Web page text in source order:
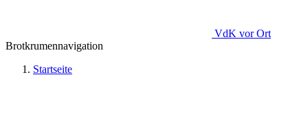
VdK vor Ort
Brotkrumennavigation
Startseite